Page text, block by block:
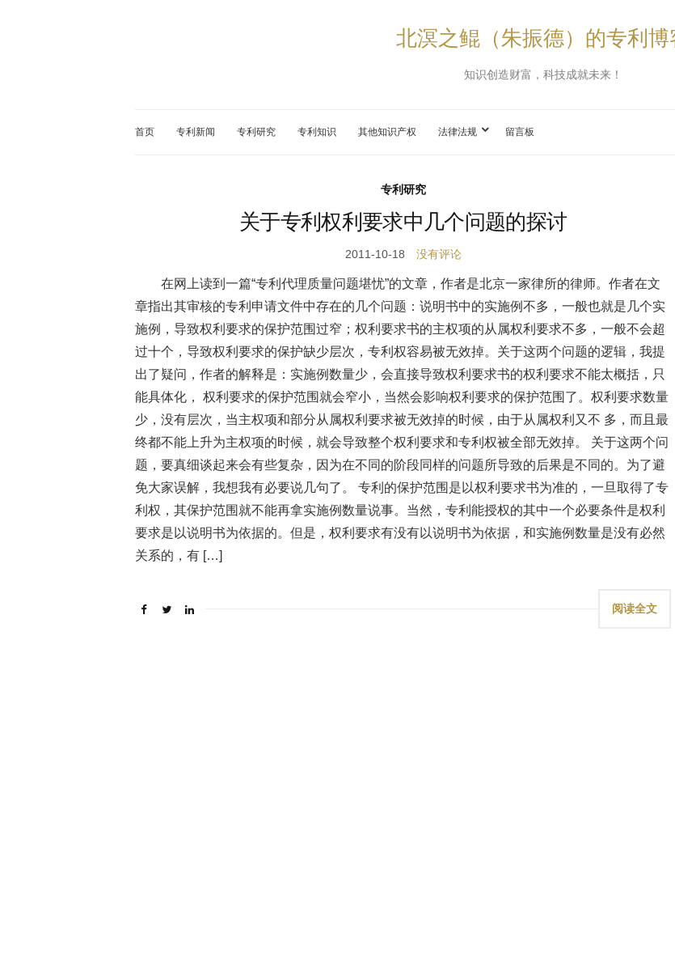
北溟之鲲（朱振德）的专利博
知识创造财富，科技成就未来！
首页 专利新闻 专利研究 专利知识 其他知识产权 法律法规 留言板
专利研究
关于专利权利要求中几个问题的探讨
2011-10-18 没有评论
在网上读到一篇“专利代理质量问题堪忧”的文章，作者是北京一家律所的律师。作者在文
章指出其审核的专利申请文件中存在的几个问题：说明书中的实施例不多，一般也就是几个实
施例，导致权利要求的保护范围过窄；权利要求书的主权项的从属权利要求不多，一般不会超
过十个，导致权利要求的保护缺少层次，专利权容易被无效掉。关于这两个问题的逻辑，我提
出了疑问，作者的解释是：实施例数量少，会直接导致权利要求书的权利要求不能太概括，只
能具体化， 权利要求的保护范围就会窄小，当然会影响权利要求的保护范围了。权利要求数量
少，没有层次，当主权项和部分从属权利要求被无效掉的时候，由于从属权利又不 多，而且最
终都不能上升为主权项的时候，就会导致整个权利要求和专利权被全部无效掉。 关于这两个问
题，要真细谈起来会有些复杂，因为在不同的阶段同样的问题所导致的后果是不同的。为了避
免大家误解，我想我有必要说几句了。 专利的保护范围是以权利要求书为准的，一旦取得了专
利权，其保护范围就不能再拿实施例数量说事。当然，专利能授权的其中一个必要条件是权利
要求是以说明书为依据的。但是，权利要求有没有以说明书为依据，和实施例数量是没有必然
关系的，有 […]
阅读全文